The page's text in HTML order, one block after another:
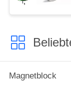
Magnetblock